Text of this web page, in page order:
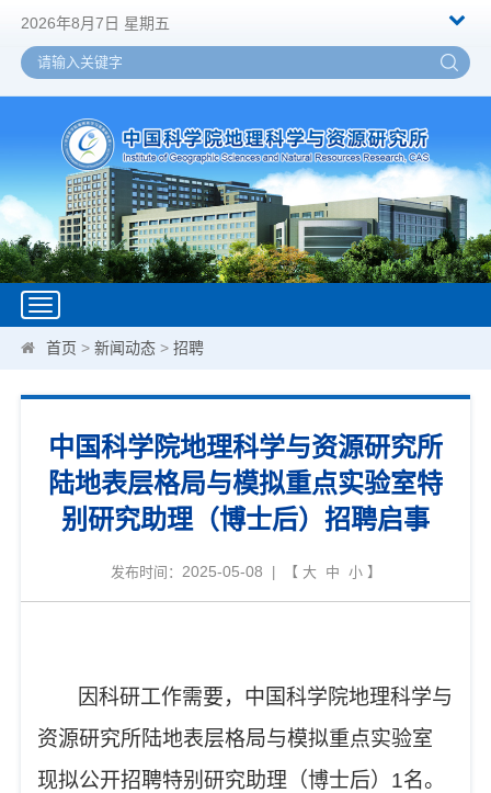
2026年8月7日 星期五
Toggle
navigation
首页 >新闻动态 >招聘
中国科学院地理科学与资源研究所
陆地表层格局与模拟重点实验室特
别研究助理（博士后）招聘启事
发布时间： 2025-05-08 | 【 大 中 小】
因科研工作需要，中国科学院地理科学与
资源研究所陆地表层格局与模拟重点实验室
现拟公开招聘特别研究助理（博士后） 1名。